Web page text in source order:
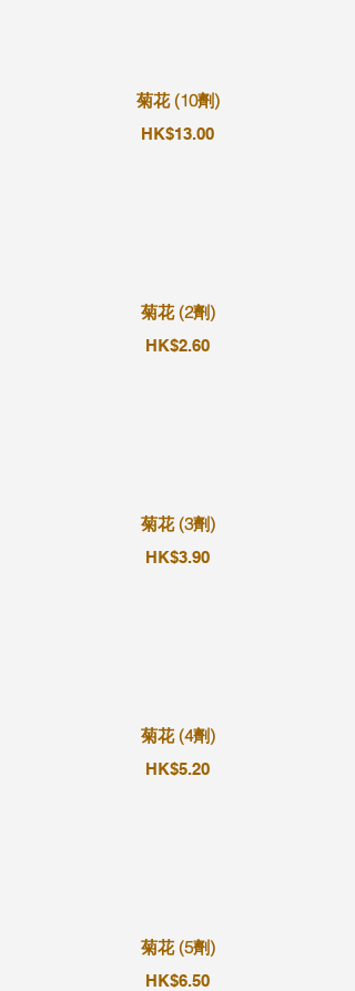
菊花 (10劑)
HK$13.00
菊花 (2劑)
HK$2.60
菊花 (3劑)
HK$3.90
菊花 (4劑)
HK$5.20
菊花 (5劑)
HK$6.50